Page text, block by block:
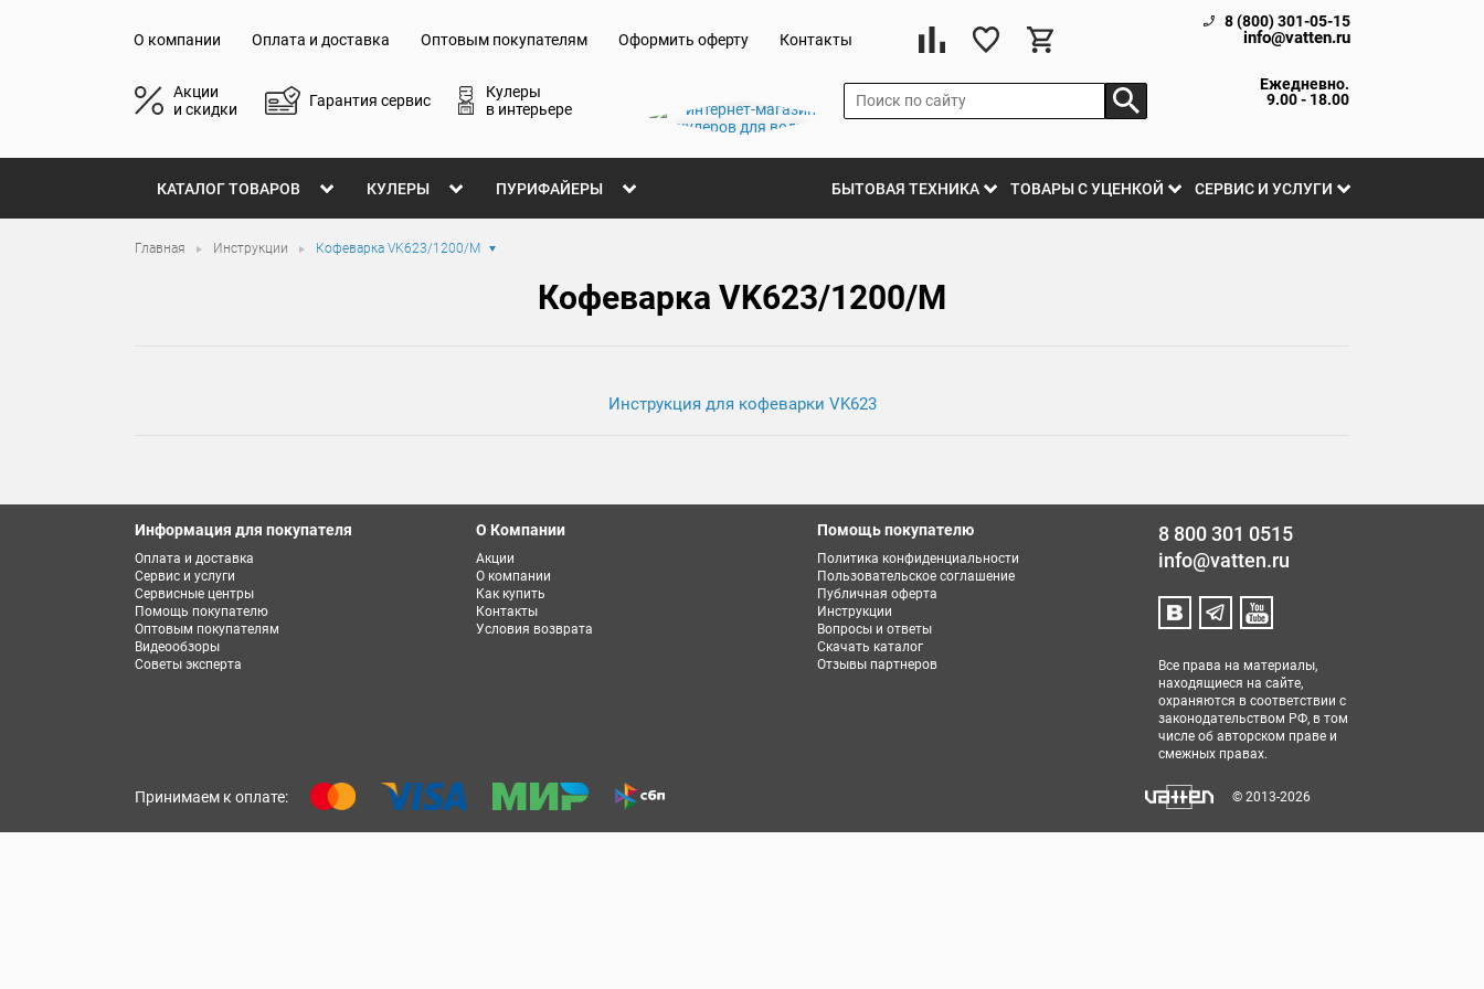
О компании Оплата и доставка Оптовым покупателям Оформить оферту Контакты
8 (800) 301-05-15
info@vatten.ru
Акции
и скидки
Гарантия сервис
Кулеры
в интерьере
Ежедневно.
9.00 - 18.00
КАТАЛОГ ТОВАРОВ КУЛЕРЫ ПУРИФАЙЕРЫ БЫТОВАЯ ТЕХНИКА ТОВАРЫ С УЦЕНКОЙ СЕРВИС И УСЛУГИ
Главная Инструкции Кофеварка VK623/1200/M
Кофеварка VK623/1200/M
Инструкция для кофеварки VK623
Информация для покупателя
Оплата и доставка
Сервис и услуги
Сервисные центры
Помощь покупателю
Оптовым покупателям
Видеообзоры
Советы эксперта
О Компании
Акции
О компании
Как купить
Контакты
Условия возврата
Помощь покупателю
Политика конфиденциальности
Пользовательское соглашение
Публичная оферта
Инструкции
Вопросы и ответы
Скачать каталог
Отзывы партнеров
8 800 301 0515
info@vatten.ru
Все права на материалы,
находящиеся на сайте,
охраняются в соответствии с
законодательством РФ, в том
числе об авторском праве и
смежных правах.
Принимаем к оплате: © 2013-2026